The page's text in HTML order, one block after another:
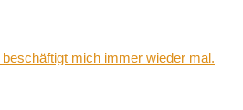
mich immer wieder mal.